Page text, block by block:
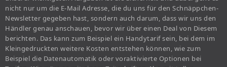
nicht nur um die E-Mail Adresse, die du uns für den Schnäppchen-
Newsletter gegeben hast, sondern auch darum, dass wir uns den
Händler genau anschauen, bevor wir über einen Deal von Diesem
berichten. Das kann zum Beispiel ein Handytarif sein, bei dem im
Kleingedruckten weitere Kosten entstehen können, wie zum
Beispiel die Datenautomatik oder voraktivierte Optionen bei